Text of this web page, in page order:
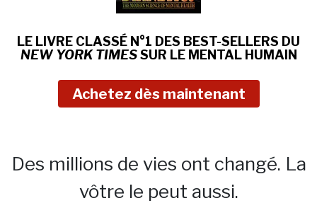
LE LIVRE CLASSÉ N°1 DES BEST-SELLERS DU
NEW YORK TIMESSUR LE MENTAL HUMAIN
Achetez dès maintenant
Des millions de vies ont changé. La
vôtre le peut aussi.